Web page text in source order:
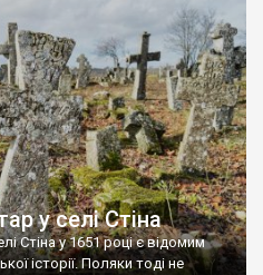
у селі Стіна
Стіна у 1651 році є відомим
історії. Поляки тоді не